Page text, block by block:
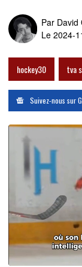
Par David
Le 2024-
hockey30 tva
Suivez-nous sur